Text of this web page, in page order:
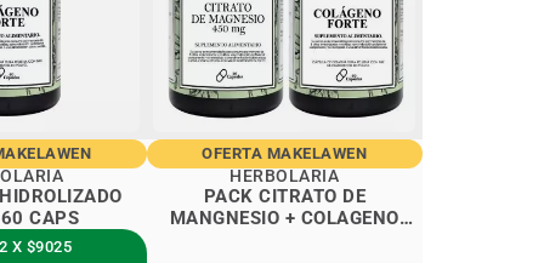
60 CAPS
X $9025
OFERTA MAKELAWEN
PACK CITRATO DE
MANGNESIO + COLAGENO
HERBOLARIA